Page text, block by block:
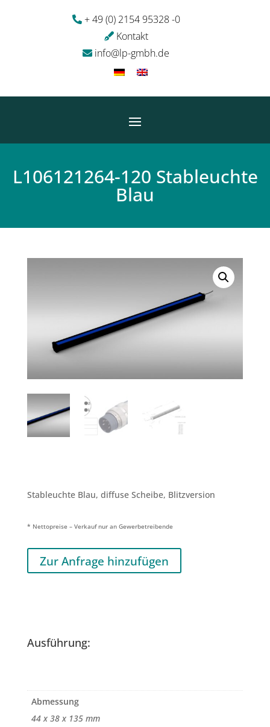
+ 49 (0) 2154 95328 -0
Kontakt
info@lp-gmbh.de
L106121264-120 Stableuchte
Blau
Stableuchte Blau, diffuse Scheibe, Blitzversion
* Nettopreise – Verkauf nur an Gewerbetreibende
Zur Anfrage hinzufügen
Ausführung:
Abmessung
44 x 38 x 135 mm